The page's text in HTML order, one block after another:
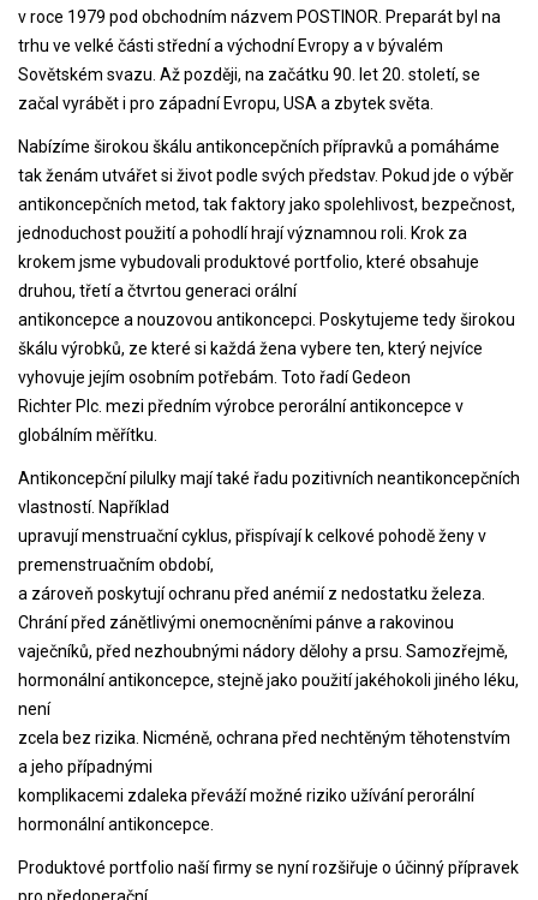
v roce 1979 pod obchodním názvem POSTINOR. Preparát byl na
trhu ve velké části střední a východní Evropy a v bývalém
Sovětském svazu. Až později, na začátku 90. let 20. století, se
začal vyrábět i pro západní Evropu, USA a zbytek světa.
Nabízíme širokou škálu antikoncepčních přípravků a pomáháme
tak ženám utvářet si život podle svých představ. Pokud jde o výběr
antikoncepčních metod, tak faktory jako spolehlivost, bezpečnost,
jednoduchost použití a pohodlí hrají významnou roli. Krok za
krokem jsme vybudovali produktové portfolio, které obsahuje
druhou, třetí a čtvrtou generaci orální
antikoncepce a nouzovou antikoncepci. Poskytujeme tedy širokou
škálu výrobků, ze které si každá žena vybere ten, který nejvíce
vyhovuje jejím osobním potřebám. Toto řadí Gedeon
Richter Plc. mezi předním výrobce perorální antikoncepce v
globálním měřítku.
Antikoncepční pilulky mají také řadu pozitivních neantikoncepčních
vlastností. Například
upravují menstruační cyklus, přispívají k celkové pohodě ženy v
premenstruačním období,
a zároveň poskytují ochranu před anémií z nedostatku železa.
Chrání před zánětlivými onemocněními pánve a rakovinou
vaječníků, před nezhoubnými nádory dělohy a prsu. Samozřejmě,
hormonální antikoncepce, stejně jako použití jakéhokoli jiného léku,
není
zcela bez rizika. Nicméně, ochrana před nechtěným těhotenstvím
a jeho případnými
komplikacemi zdaleka převáží možné riziko užívání perorální
hormonální antikoncepce.
Produktové portfolio naší firmy se nyní rozšiřuje o účinný přípravek